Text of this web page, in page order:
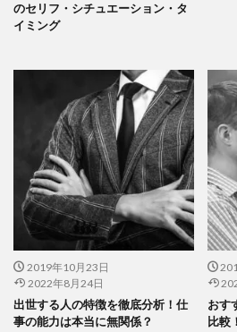
のセリフ・シチュエーション・タ
イミング
2019年10月23日
2022年8月24日
出世する人の特徴を徹底分析！仕
事の能力は本当に無関係？
おす
比較